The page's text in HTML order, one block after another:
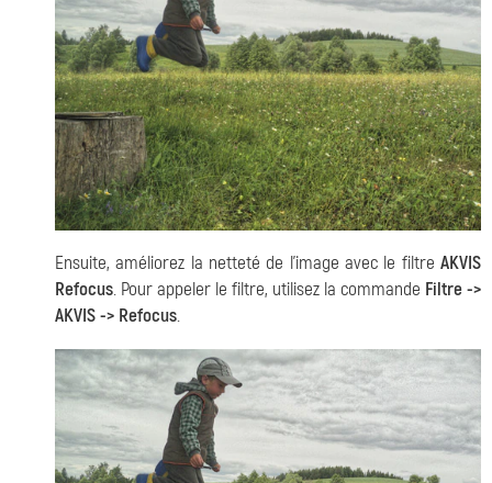
Ensuite, améliorez la netteté de l'image avec le filtre AKVIS
Refocus. Pour appeler le filtre, utilisez la commande Filtre ->
AKVIS -> Refocus.